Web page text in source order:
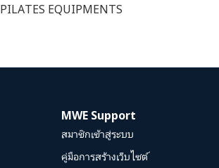
PILATES EQUIPMENTS
MWE Support
สมาชิกเข้าสู่ระบบ
คู่มือการสร้างเว็บไซต์